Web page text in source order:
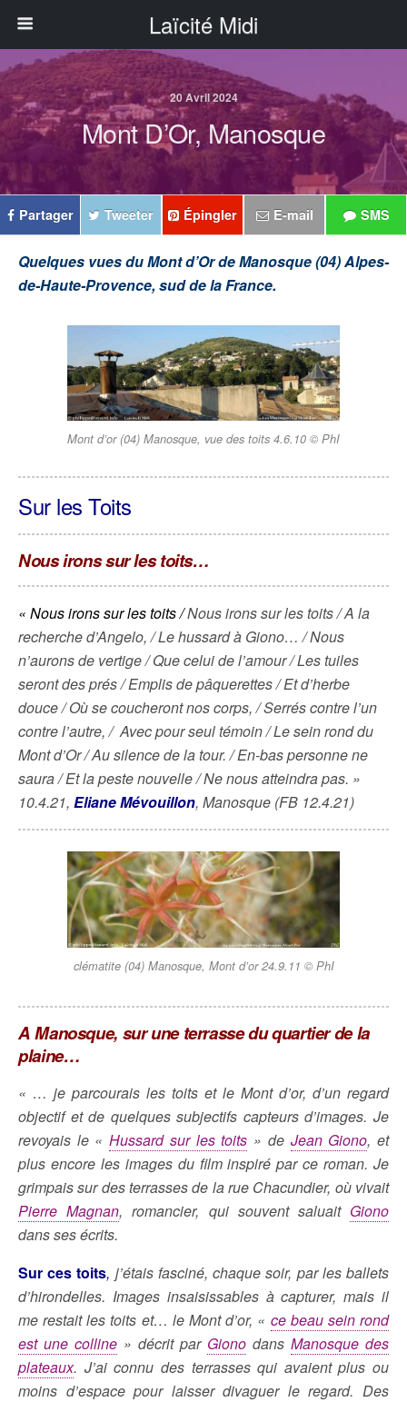
Laïcité Midi
20 Avril 2024
Mont D’Or, Manosque
Partager Tweeter Épingler E-mail SMS
Quelques vues du Mont d’Or de Manosque (04) Alpes-
de-Haute-Provence, sud de la France.
Mont d’or (04) Manosque, vue des toits 4.6.10 © PhI
Sur les Toits
Nous irons sur les toits…
« Nous irons sur les toits /Nous irons sur les toits / A la
recherche d’Angelo, / Le hussard à Giono… / Nous
n’aurons de vertige / Que celui de l’amour / Les tuiles
seront des prés / Emplis de pâquerettes / Et d’herbe
douce / Où se coucheront nos corps, / Serrés contre l’un
contre l’autre, / Avec pour seul témoin / Le sein rond du
Mont d’Or / Au silence de la tour. / En-bas personne ne
saura / Et la peste nouvelle / Ne nous atteindra pas. »
10.4.21, Eliane Mévouillon, Manosque (FB 12.4.21)
clématite (04) Manosque, Mont d’or 24.9.11 © PhI
A Manosque, sur une terrasse du quartier de la
plaine…
« … je parcourais les toits et le Mont d’or, d’un regard
objectif et de quelques subjectifs capteurs d’images. Je
revoyais le «Hussard sur les toits » de Jean Giono, et
plus encore les images du film inspiré par ce roman. Je
grimpais sur des terrasses de la rue Chacundier, où vivait
Pierre Magnan, romancier, qui souvent saluait Giono
dans ses écrits.
Sur ces toits, j’étais fasciné, chaque soir, par les ballets
d’hirondelles. Images insaisissables à capturer, mais il
me restait les toits et… le Mont d’or, « ce beau sein rond
est une colline » décrit par Giono dans Manosque des
plateaux. J’ai connu des terrasses qui avaient plus ou
moins d’espace pour laisser divaguer le regard. Des